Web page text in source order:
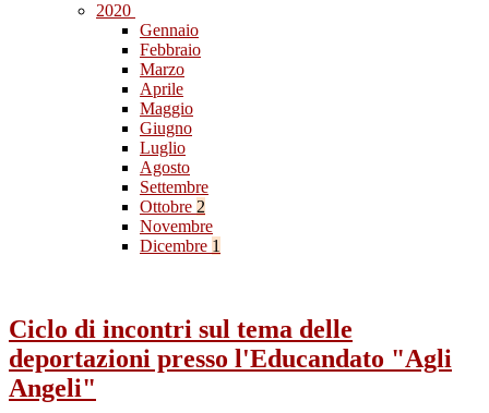
2020
Gennaio
Febbraio
Marzo
Aprile
Maggio
Giugno
Luglio
Agosto
Settembre
Ottobre 2
Novembre
Dicembre 1
Ciclo di incontri sul tema delle
deportazioni presso l'Educandato "Agli
Angeli"